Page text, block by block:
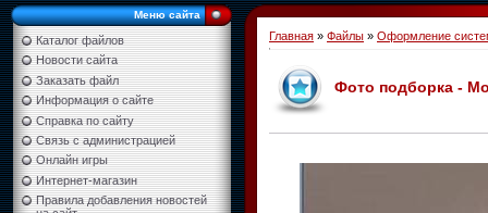
Меню сайта
Каталог файлов
Новости сайта
Заказать файл
Информация о сайте
Справка по сайту
Связь с администрацией
Онлайн игры
Интернет-магазин
Правила добавления новостей
Главная » Файлы » Оформление
Фото подборка -